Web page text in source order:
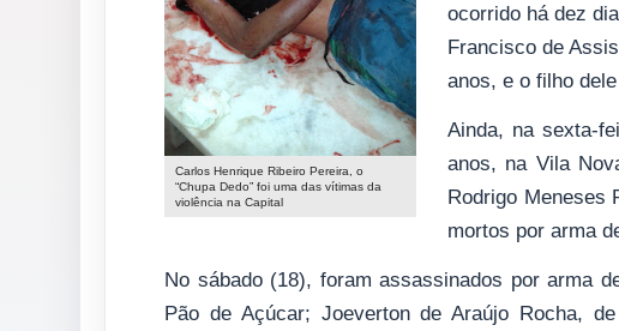
Carlos Henrique Ribeiro Pereira, o
“Chupa Dedo” foi uma das vítimas da
violência na Capital
ocorrido há dez
Francisco de
anos, e o filho
Ainda, na sexta-
anos, na Vila
Rodrigo Meneses
mortos por arma
No sábado (18), foram assassinados por arma
Pão de Açúcar; Joeverton de Araújo Rocha,